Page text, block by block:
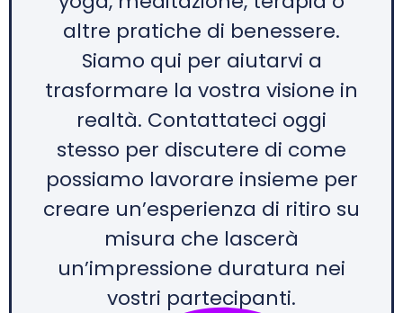
altre pratiche di benessere.
Siamo qui per aiutarvi a
trasformare la vostra visione in
realtà. Contattateci oggi
stesso per discutere di come
possiamo lavorare insieme per
creare un’esperienza di ritiro su
misura che lascerà
un’impressione duratura nei
vostri partecipanti.